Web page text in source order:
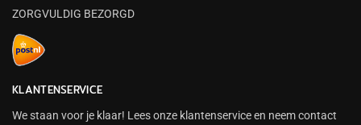
ZORGVULDIG BEZORGD
KLANTENSERVICE
We staan voor je klaar! Lees onze klantenservice en neem contact